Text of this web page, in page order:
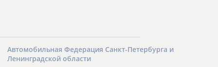
Автомобильная Федерация Санкт-Петербурга и
Ленинградской области